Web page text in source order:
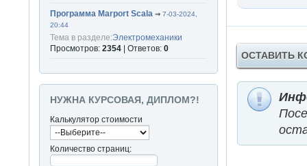
ОСТАВИТЬ
Программа Marport Scala ⇒7-03-2024,
20:44
Тема в разделе:Электромеханики
Просмотров:2354 | Ответов:0
НУЖНА КУРСОВАЯ, ДИПЛОМ?!
Калькулятор стоимости
Количество страниц: